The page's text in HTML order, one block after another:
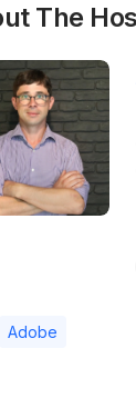
The
Adobe